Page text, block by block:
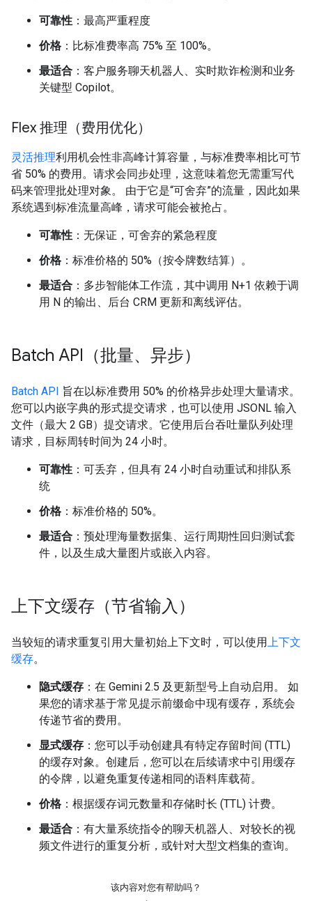
可靠性 ：最高严重程度
价格 ：比标准费率高 75% 至 100%。
最适合 ：客户服务聊天机器人、实时欺诈检测和业务
关键型 Copilot。
Flex 推理（费用优化）
灵活推理利用机会性非高峰计算容量，与标准费率相比可节
省 50% 的费用。请求会同步处理，这意味着您无需重写代
码来管理批处理对象。 由于它是“可舍弃”的流量，因此如果
系统遇到标准流量高峰，请求可能会被抢占。
可靠性 ：无保证，可舍弃的紧急程度
价格 ：标准价格的 50%（按令牌数结算）。
最适合 ：多步智能体工作流，其中调用 N+1 依赖于调
用 N 的输出、后台 CRM 更新和离线评估。
Batch API（批量、异步）
Batch API 旨在以标准费用 50% 的价格异步处理大量请求。
您可以内嵌字典的形式提交请求，也可以使用 JSONL 输入
文件（最大 2 GB）提交请求。它使用后台吞吐量队列处理
请求，目标周转时间为 24 小时。
可靠性 ：可丢弃，但具有 24 小时自动重试和排队系
统
价格 ：标准价格的 50%。
最适合 ：预处理海量数据集、运行周期性回归测试套
件，以及生成大量图片或嵌入内容。
上下文缓存（节省输入）
当较短的请求重复引用大量初始上下文时，可以使用上下文
缓存。
隐式缓存 ：在 Gemini 2.5 及更新型号上自动启用。 如
果您的请求基于常见提示前缀命中现有缓存，系统会
传递节省的费用。
显式缓存 ：您可以手动创建具有特定存留时间 (TTL)
的缓存对象。创建后，您可以在后续请求中引用缓存
的令牌，以避免重复传递相同的语料库载荷。
价格 ：根据缓存词元数量和存储时长 (TTL) 计费。
最适合 ：有大量系统指令的聊天机器人、对较长的视
频文件进行的重复分析，或针对大型文档集的查询。
该内容对您有帮助吗？